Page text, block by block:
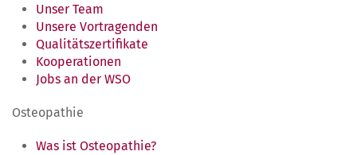
Unser Team
Unsere Vortragenden
Qualitätszertifikate
Kooperationen
Jobs an der WSO
Osteopathie
Was ist Osteopathie?